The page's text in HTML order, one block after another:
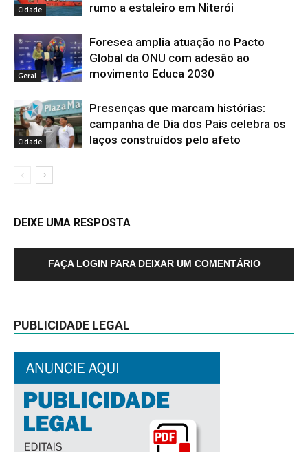
Cidade
rumo a estaleiro em Niterói
Geral
Foresea amplia atuação no Pacto
Global da ONU com adesão ao
movimento Educa 2030
Cidade
Presenças que marcam histórias:
campanha de Dia dos Pais celebra os
laços construídos pelo afeto
DEIXE UMA RESPOSTA
FAÇA LOGIN PARA DEIXAR UM COMENTÁRIO
PUBLICIDADE LEGAL